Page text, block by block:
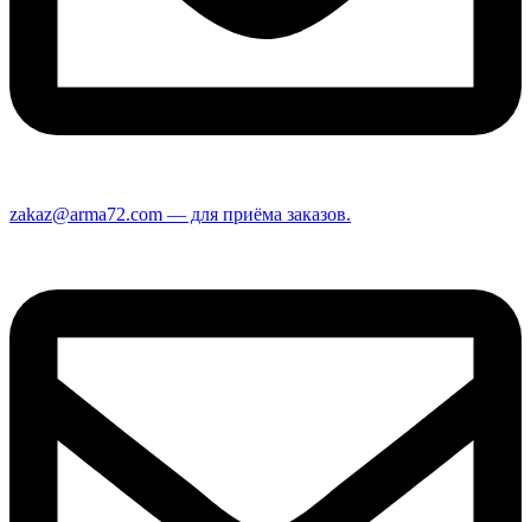
zakaz@arma72.com — для приёма заказов.